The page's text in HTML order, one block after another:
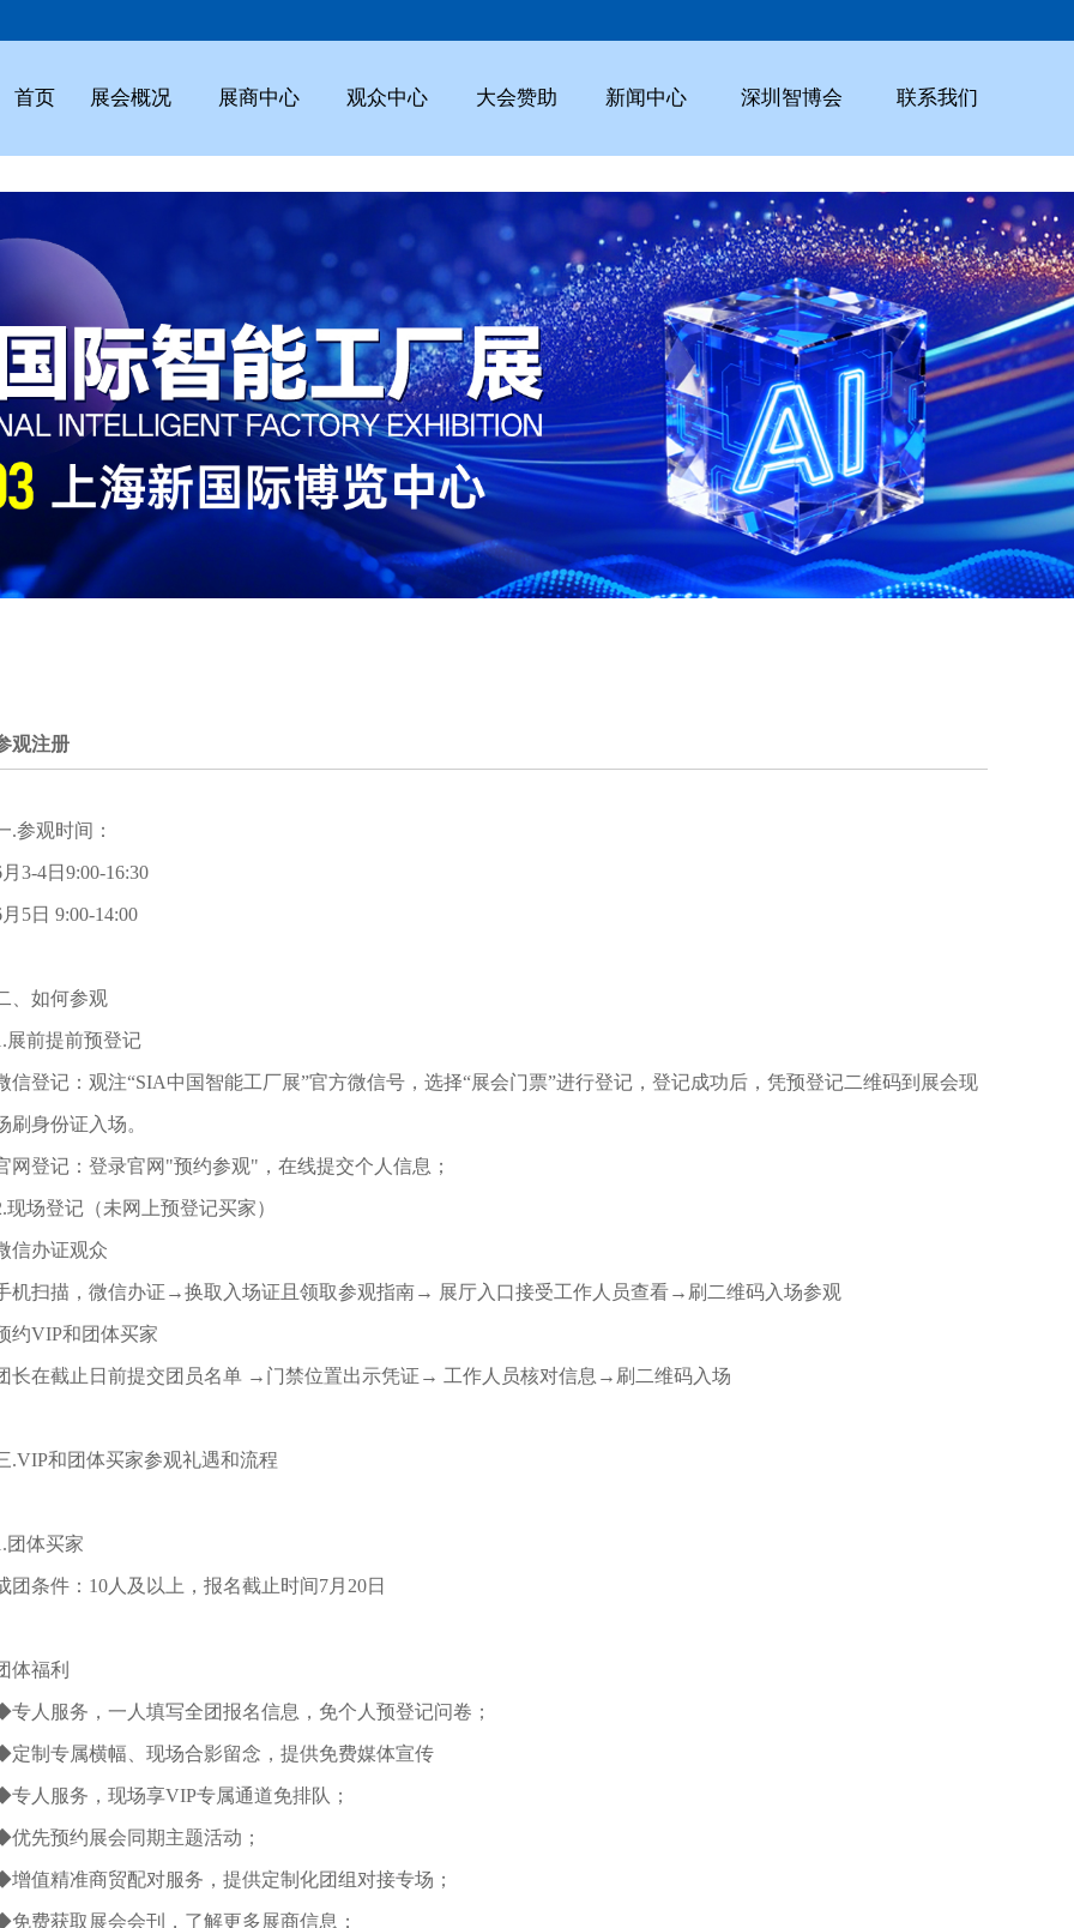
首页 展会概况
会
程
场
放
展商中心
程
围
商
格
观众中心
册
观
务
大会赞助 新闻中心 深圳智博会 联系我们
观注册
.参观时间：
3-4日9:00-16:30
5日 9:00-14:00
、如何参观
展前提前预登记
信登记：观注“SIA中国智能工厂展”官方微信号，选择“展会门票”进行登记，登记成功后，凭预登记二维码到展会现
刷身份证入场。
网登记：登录官网"预约参观"，在线提交个人信息；
现场登记（未网上预登记买家）
信办证观众
机扫描，微信办证→换取入场证且领取参观指南→ 展厅入口接受工作人员查看→刷二维码入场参观
约VIP和团体买家
长在截止日前提交团员名单 →门禁位置出示凭证→ 工作人员核对信息→刷二维码入场
.VIP和团体买家参观礼遇和流程
团体买家
团条件：10人及以上，报名截止时间7月20日
体福利
专人服务，一人填写全团报名信息，免个人预登记问卷；
定制专属横幅、现场合影留念，提供免费媒体宣传
专人服务，现场享VIP专属通道免排队；
优先预约展会同期主题活动；
增值精准商贸配对服务，提供定制化团组对接专场；
免费获取展会会刊，了解更多展商信息；